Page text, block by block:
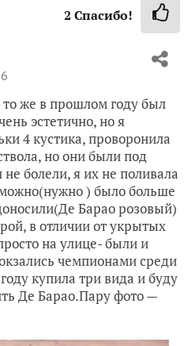
2 Спасибо!
то же в прошлом году был
эстетично, но я
4 кустика, проворонила
но они были под
болели, я их не поливала
) было больше
Барао розовый)
в отличии от укрытых
на улице- были и
чемпионами среди
купила три вида и буду
Де Барао.Пару фото —